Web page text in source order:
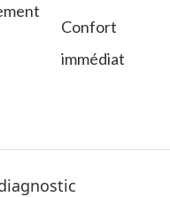
Confort
immédiat